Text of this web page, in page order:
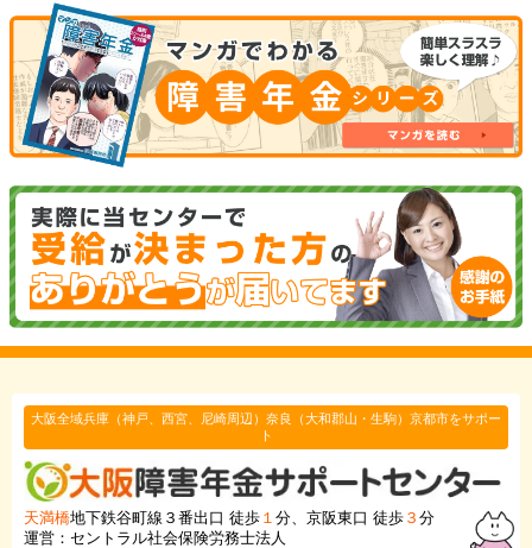
大阪全域兵庫（神戸、西宮、尼崎周辺）奈良（大和郡山・生駒）京都市をサポー
ト
天満橋地下鉄谷町線３番出口 徒歩 １ 分、京阪東口 徒歩 ３ 分
運営：セントラル社会保険労務士法人